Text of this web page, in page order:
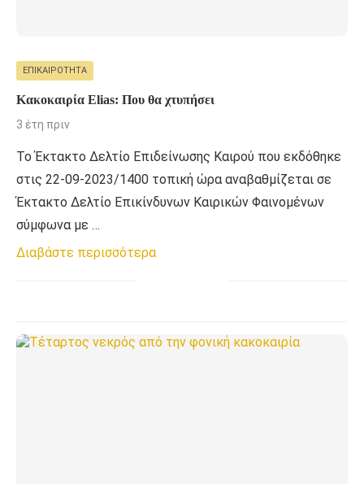
ΕΠΙΚΑΙΡΌΤΗΤΑ
Κακοκαιρία Elias: Που θα χτυπήσει
3 έτη πριν
Το Έκτακτο Δελτίο Επιδείνωσης Καιρού που εκδόθηκε
στις 22-09-2023/1400 τοπική ώρα αναβαθμίζεται σε
Έκτακτο Δελτίο Επικίνδυνων Καιρικών Φαινομένων
σύμφωνα με …
Διαβάστε περισσότερα